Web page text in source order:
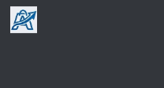
Saltar al contenido